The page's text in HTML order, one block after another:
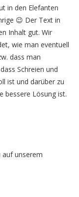
in den Elefanten
😉 Der Text in
Inhalt gut. Wir
wie man eventuell
dass man
Schreien und
ist und darüber zu
bessere Lösung ist.
auf unserem